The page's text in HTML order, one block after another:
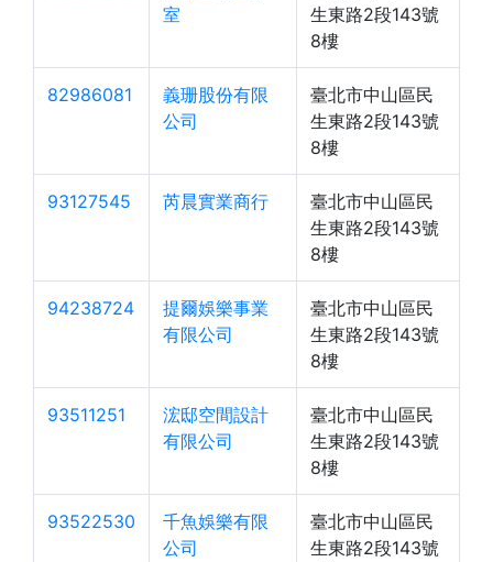
室
生東路2段143號
8樓
82986081
義珊股份有限
公司
臺北市中山區民
生東路2段143號
8樓
93127545 芮晨實業商行
臺北市中山區民
生東路2段143號
8樓
94238724
提爾娛樂事業
有限公司
臺北市中山區民
生東路2段143號
8樓
93511251
浤邸空間設計
有限公司
臺北市中山區民
生東路2段143號
8樓
93522530
千魚娛樂有限
公司
臺北市中山區民
生東路2段143號